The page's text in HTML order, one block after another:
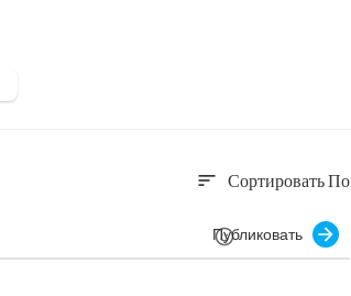
sort Сортировать По
Публиковать